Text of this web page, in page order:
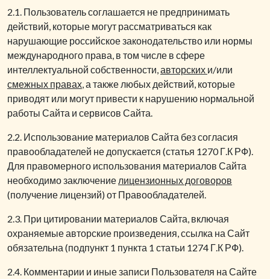
2.1. Пользователь соглашается не предпринимать
действий, которые могут рассматриваться как
нарушающие российское законодательство или нормы
международного права, в том числе в сфере
интеллектуальной собственности, авторских и/или
смежных правах , а также любых действий, которые
приводят или могут привести к нарушению нормальной
работы Сайта и сервисов Сайта.
2.2. Использование материалов Сайта без согласия
правообладателей не допускается (статья 1270 Г.К РФ).
Для правомерного использования материалов Сайта
необходимо заключение лицензионных договоров
(получение лицензий) от Правообладателей.
2.3. При цитировании материалов Сайта, включая
охраняемые авторские произведения, ссылка на Сайт
обязательна (подпункт 1 пункта 1 статьи 1274 Г.К РФ).
2.4. Комментарии и иные записи Пользователя на Сайте